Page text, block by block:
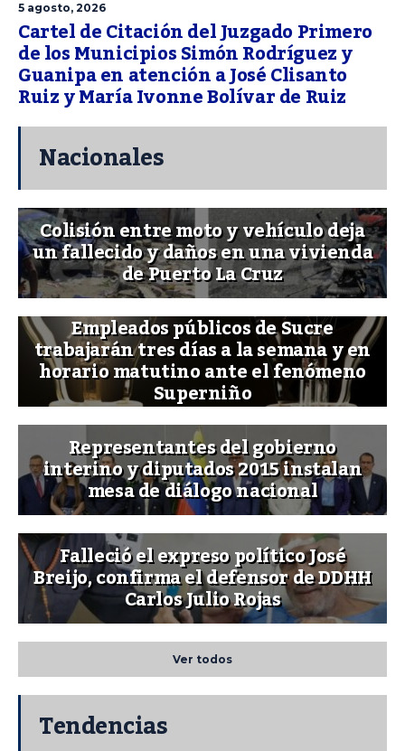
5 agosto, 2026
Cartel de Citación del Juzgado Primero
de los Municipios Simón Rodríguez y
Guanipa en atención a José Clisanto
Ruiz y María Ivonne Bolívar de Ruiz
Nacionales
Colisión entre moto y vehículo deja
un fallecido y daños en una vivienda
de Puerto La Cruz
Empleados públicos de Sucre
trabajarán tres días a la semana y en
horario matutino ante el fenómeno
Superniño
Representantes del gobierno
interino y diputados 2015 instalan
mesa de diálogo nacional
Falleció el expreso político José
Breijo, confirma el defensor de DDHH
Carlos Julio Rojas
Ver todos
Tendencias